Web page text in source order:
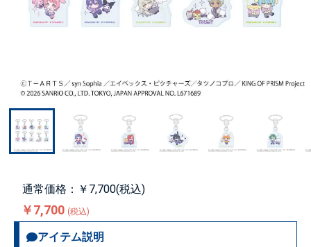
通常価格：￥7,700(税込)
￥7,700 (税込)
アイテム説明